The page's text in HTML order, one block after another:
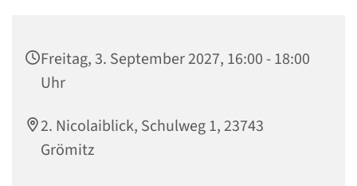
Freitag, 3. September 2027, 16:00 - 18:00
Uhr
2. Nicolaiblick, Schulweg 1, 23743
Grömitz